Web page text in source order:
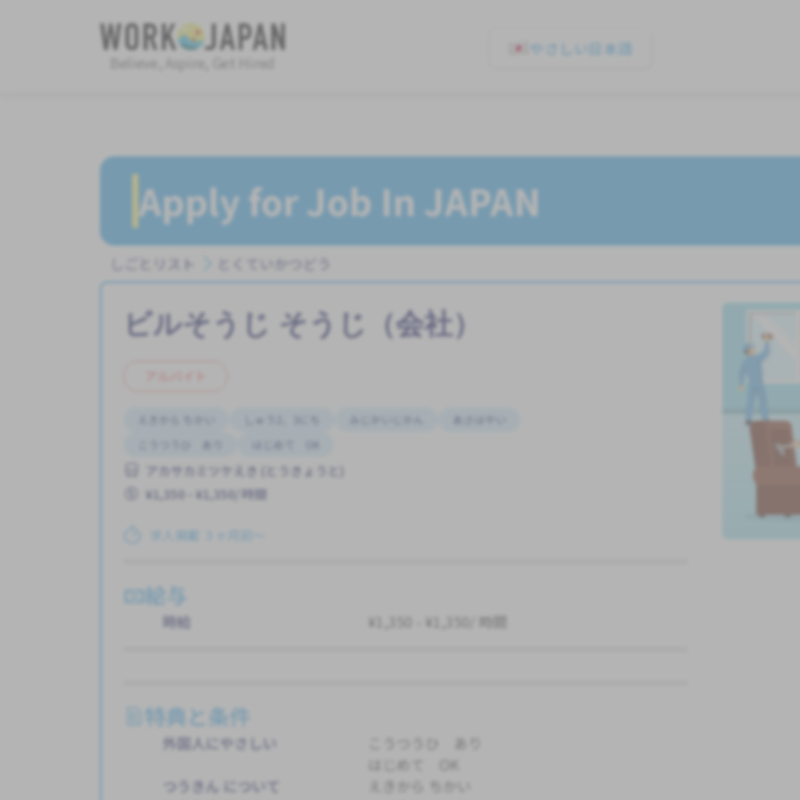
Believe, Aspire, Get Hired
やさしい日本語
Apply for Job In JAPAN
しごとリスト とくていかつどう
ビルそうじ そうじ（会社）
しゅう2、3にち
あさはやい
こうつうひ あり
はじめて OK
アカサカミツケえき (とうきょうと)
¥1,350 - ¥1,350/ 時間
求人掲載 ３ヶ月前〜
給与
時給 ¥1,350 - ¥1,350/ 時間
特典と条件
外国人にやさしい
こうつうひ あり
はじめて OK
つうきん について